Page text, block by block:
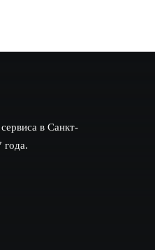
в Санкт-
года.